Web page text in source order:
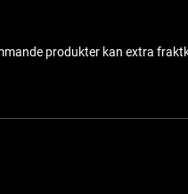
produkter kan extra